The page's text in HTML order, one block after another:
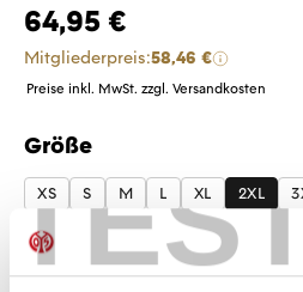
64,95 €
Mitgliederpreis:58,46 €
Preise inkl. MwSt. zzgl. Versandkosten
Größe
auswählen
XS S M L XL 2XL
Produkt Anzahl: Gib
Anzahl